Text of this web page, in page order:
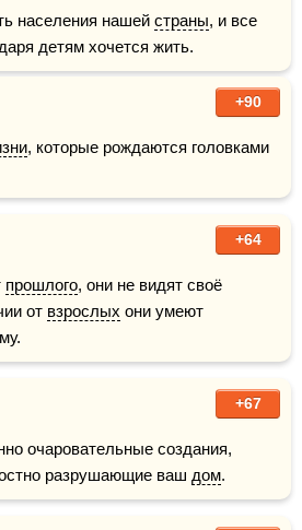
населения нашей страны, и все
детям хочется жить.
+90
, которые рождаются головками
+64
прошлого
от взрослых они умеют
+67
очаровательные создания,
разрушающие ваш дом.